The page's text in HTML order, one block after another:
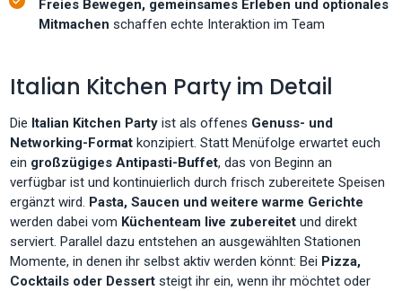
Freies Bewegen, gemeinsames Erleben und optionales
Mitmachen schaffen echte Interaktion im Team
Italian Kitchen Party im Detail
​​Die Italian Kitchen Partyist als offenes Genuss- und
Networking-Format konzipiert. Statt Menüfolge erwartet euch
ein großzügiges Antipasti-Buffet, das von Beginn an
verfügbar ist und kontinuierlich durch frisch zubereitete Speisen
ergänzt wird. Pasta, Saucen und weitere warme Gerichte
werden dabei vom Küchenteam live zubereitet und direkt
serviert. Parallel dazu entstehen an ausgewählten Stationen
Momente, in denen ihr selbst aktiv werden könnt: Bei Pizza,
Cocktails oder Dessert steigt ihr ein, wenn ihr möchtet oder